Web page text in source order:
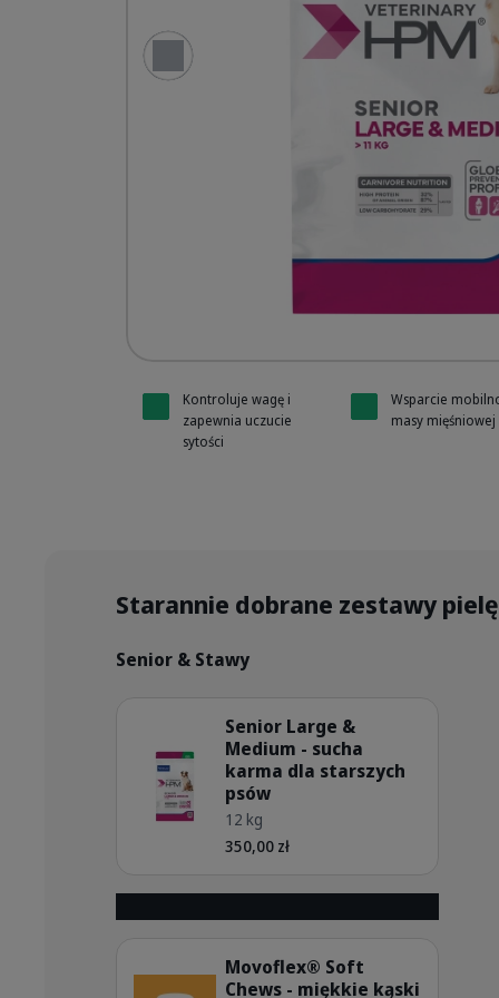
Poprzedni slajd HPM
HPM
Kontroluje wagę i
zapewnia uczucie
sytości
Wsparcie
masy mięśniowej
Starannie dobrane zestawy
Senior & Stawy
Senior Large &
Medium - sucha
karma dla starszych
psów
12 kg
350,00 zł
Movoflex® Soft
Chews - miękkie kąski